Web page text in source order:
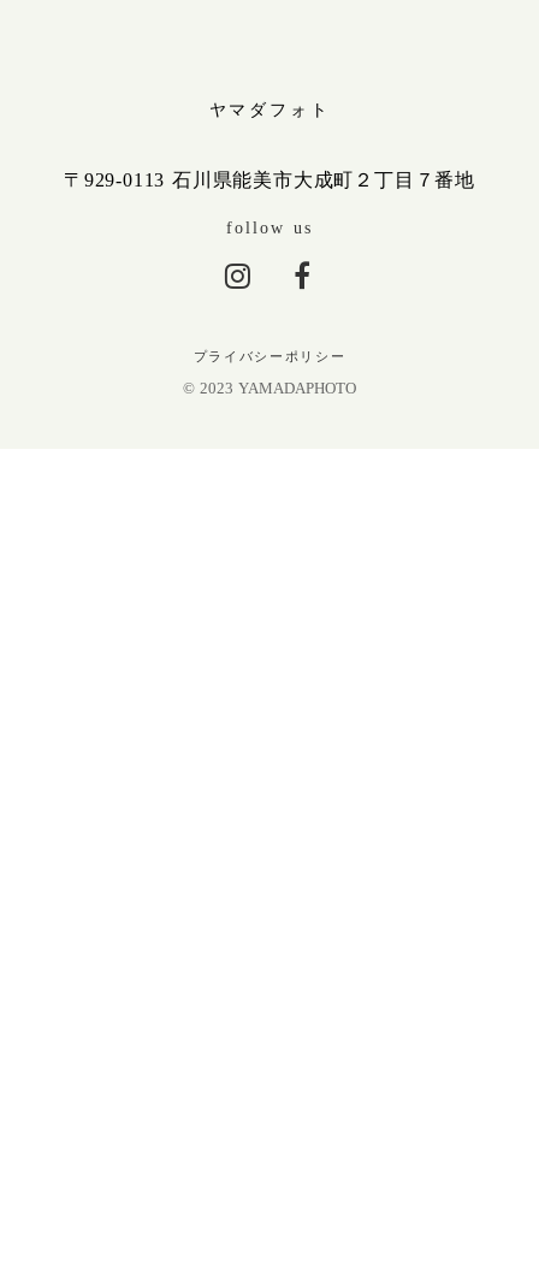
ヤマダフォト
〒929-0113 石川県能美市大成町２丁目７番地
follow us
プライバシーポリシー
© 2023 YAMADAPHOTO